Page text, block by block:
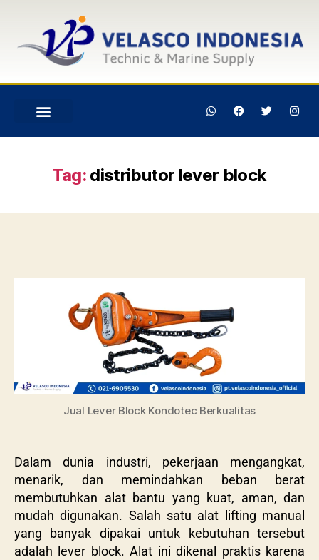
Tag: distributor lever block
Jual Lever Block Kondotec Berkualitas
Dalam dunia industri, pekerjaan mengangkat,
menarik, dan memindahkan beban berat
membutuhkan alat bantu yang kuat, aman, dan
mudah digunakan. Salah satu alat lifting manual
yang banyak dipakai untuk kebutuhan tersebut
adalah lever block. Alat ini dikenal praktis karena